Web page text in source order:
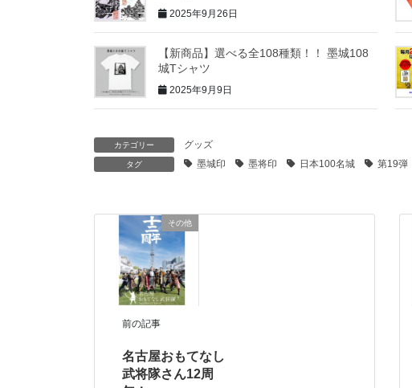
2025年9月26日
【新商品】選べる全108種類！！ 墨城108
城Tシャツ
2025年9月9日
カテゴリー グッズ
タグ 墨城印 墨将印 日本100名城 第19弾
その他
前の記事
名古屋おもてなし
武将隊さん12周